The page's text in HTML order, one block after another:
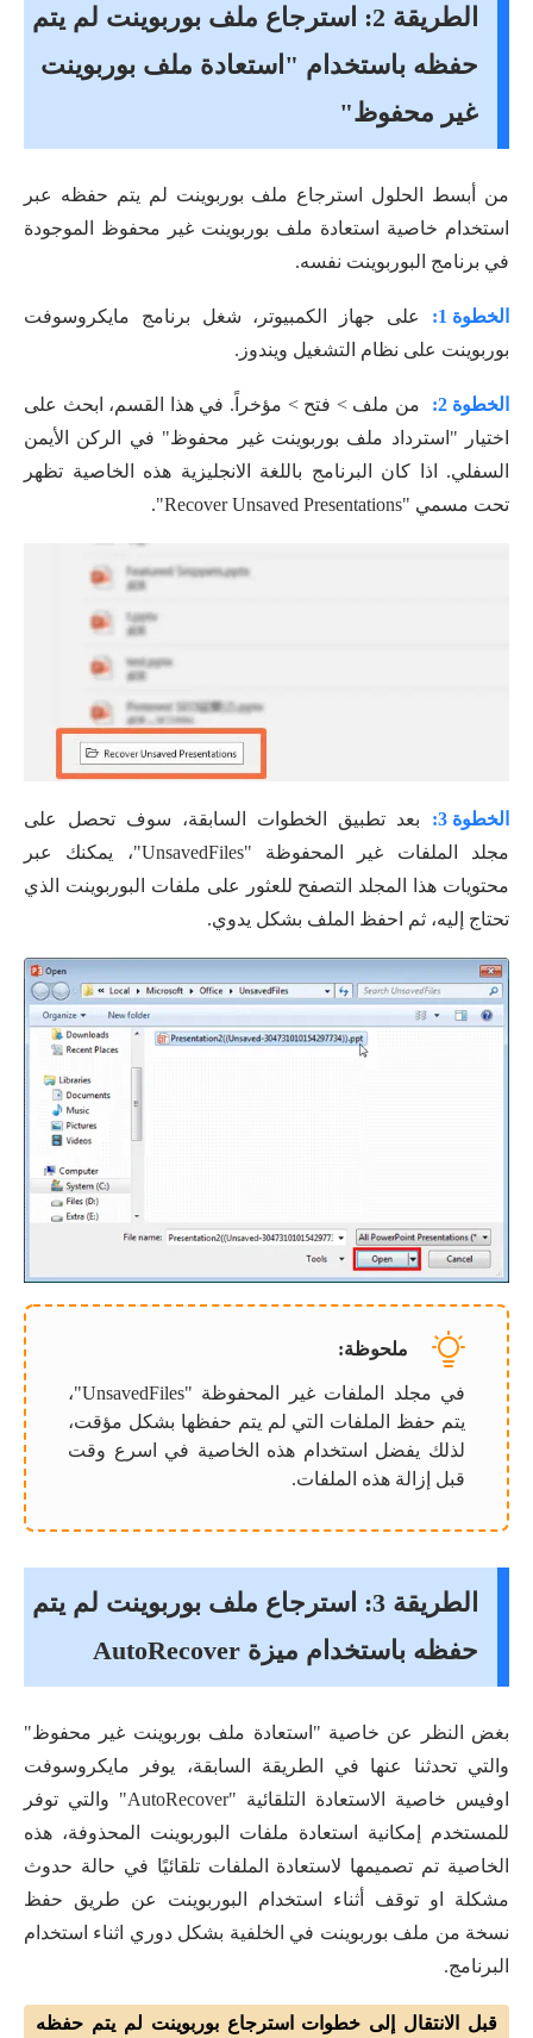
الطريقة 2: استرجاع ملف بوربوينت لم يتم
حفظه باستخدام "استعادة ملف بوربوينت
غير محفوظ"
من أبسط الحلول استرجاع ملف بوربوينت لم يتم حفظه عبر
استخدام خاصية استعادة ملف بوربوينت غير محفوظ الموجودة
في برنامج البوربوينت نفسه.
الخطوة 1:
على جهاز الكمبيوتر، شغل برنامج مايكروسوفت
بوربوينت على نظام التشغيل ويندوز.
الخطوة 2:
من ملف > فتح > مؤخراً. في هذا القسم، ابحث على
اختيار "استرداد ملف بوربوينت غير محفوظ" في الركن الأيمن
السفلي. اذا كان البرنامج باللغة الانجليزية هذه الخاصية تظهر
تحت مسمي "Recover Unsaved Presentations".
الخطوة 3:
بعد تطبيق الخطوات السابقة، سوف تحصل على
مجلد الملفات غير المحفوظة "UnsavedFiles"، يمكنك عبر
محتويات هذا المجلد التصفح للعثور على ملفات البوربوينت الذي
تحتاج إليه، ثم احفظ الملف بشكل يدوي.
ملحوظة:
في مجلد الملفات غير المحفوظة "UnsavedFiles"،
يتم حفظ الملفات التي لم يتم حفظها بشكل مؤقت،
لذلك يفضل استخدام هذه الخاصية في اسرع وقت
قبل إزالة هذه الملفات.
الطريقة 3: استرجاع ملف بوربوينت لم يتم
حفظه باستخدام ميزة AutoRecover
بغض النظر عن خاصية "استعادة ملف بوربوينت غير محفوظ"
والتي تحدثنا عنها في الطريقة السابقة، يوفر مايكروسوفت
اوفيس خاصية الاستعادة التلقائية "AutoRecover" والتي توفر
للمستخدم إمكانية استعادة ملفات البوربوينت المحذوفة، هذه
الخاصية تم تصميمها لاستعادة الملفات تلقائيًا في حالة حدوث
مشكلة او توقف أثناء استخدام البوربوينت عن طريق حفظ
نسخة من ملف بوربوينت في الخلفية بشكل دوري اثناء استخدام
البرنامج.
قبل الانتقال إلى خطوات استرجاع بوربوينت لم يتم حفظه